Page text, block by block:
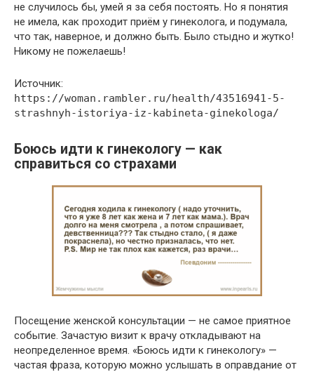
не случилось бы, умей я за себя постоять. Но я понятия
не имела, как проходит приём у гинеколога, и подумала,
что так, наверное, и должно быть. Было стыдно и жутко!
Никому не пожелаешь!
Источник:
https://woman.rambler.ru/health/43516941-5-
strashnyh-istoriya-iz-kabineta-ginekologa/
Боюсь идти к гинекологу — как
справиться со страхами
Посещение женской консультации — не самое приятное
событие. Зачастую визит к врачу откладывают на
неопределенное время. «Боюсь идти к гинекологу» —
частая фраза, которую можно услышать в оправдание от